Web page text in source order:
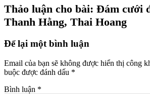
Thảo luận cho bài: Đám cưới
Thanh Hằng, Thai Hoang
Để lại một bình luận
Email của bạn sẽ không được hiển thị công
buộc được đánh dấu *
Bình luận *